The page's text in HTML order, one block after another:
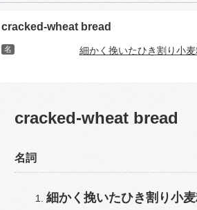
cracked-wheat bread
名 細かく挽いたひき割り小
cracked-wheat bread
名詞
細かく挽いたひき割り小